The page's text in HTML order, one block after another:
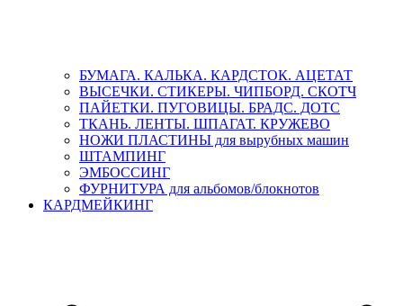
БУМАГА. КАЛЬКА. КАРДСТОК. АЦЕТАТ
ВЫСЕЧКИ. СТИКЕРЫ. ЧИПБОРД. СКОТЧ
ПАЙЕТКИ. ПУГОВИЦЫ. БРАДС. ДОТС
ТКАНЬ. ЛЕНТЫ. ШПАГАТ. КРУЖЕВО
НОЖИ ПЛАСТИНЫ для вырубных машин
ШТАМПИНГ
ЭМБОССИНГ
ФУРНИТУРА для альбомов/блокнотов
КАРДМЕЙКИНГ